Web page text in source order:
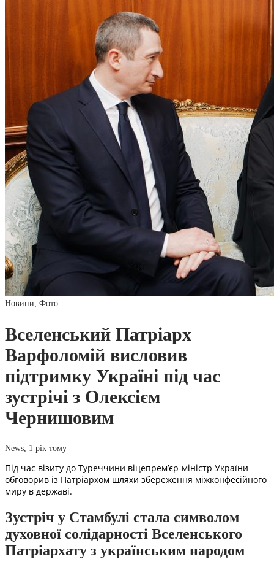
Новини Фото
Вселенський Патріарх
Варфоломій висловив
підтримку Україні під час
зустрічі з Олексієм
Чернишовим
News 1 рік тому
Під час візиту до Туреччини віцепрем’єр-міністр України
обговорив із Патріархом шляхи збереження міжконфесійного
миру в державі.
Зустріч у Стамбулі стала символом
духовної солідарності Вселенського
Патріархату з українським народом